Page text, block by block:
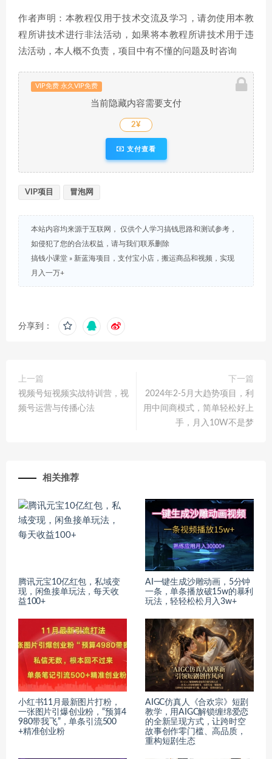
作者声明：本教程仅用于技术交流及学习，请勿使用本教
程所讲技术进行非法活动，如果将本教程所讲技术用于违
法活动，本人概不负责，项目中有不懂的问题及时咨询
VIP免费 永久VIP免费
当前隐藏内容需要支付
2¥
支付查看
VIP项目 冒泡网
本站内容均来源于互联网， 仅供个人学习搞钱思路和测试参考，
如侵犯了您的合法权益，请与我们联系删除
搞钱小课堂 » 新蓝海项目，支付宝小店，搬运商品和视频，实现
月入一万+
分享到：
上一篇
视频号短视频实战特训营，视
频号运营与传播心法
下一篇
2024年2-5月大趋势项目，利
用中间商模式，简单轻松好上
手，月入10W不是梦
相关推荐
腾讯元宝10亿红包，私域变
现，闲鱼接单玩法，每天收
益100+
AI一键生成沙雕动画，5分钟
一条，单条播放破15w的暴利
玩法，轻轻松松月入3w+
小红书11月最新图片打粉，
一张图片引爆创业粉，“预算4
980带我飞”，单条引流500
+精准创业粉
AIGC仿真人《合欢宗》短剧
教学，用AIGC解锁缠绵爱恋
的全新呈现方式，让跨时空
故事创作零门槛、高品质，
重构短剧生态